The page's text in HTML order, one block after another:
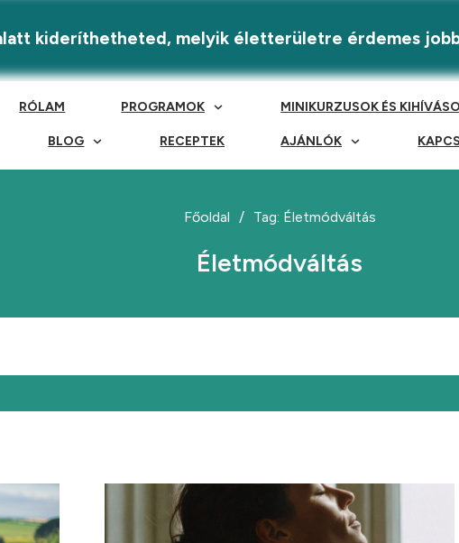
RÓLAM PROGRAMOK MINIKURZUSOK ÉS
BLOG RECEPTEK AJÁNLÓK
kideríthetheted, melyik életterületre érdemes
Főoldal / Tag: Életmódváltás
Életmódváltás